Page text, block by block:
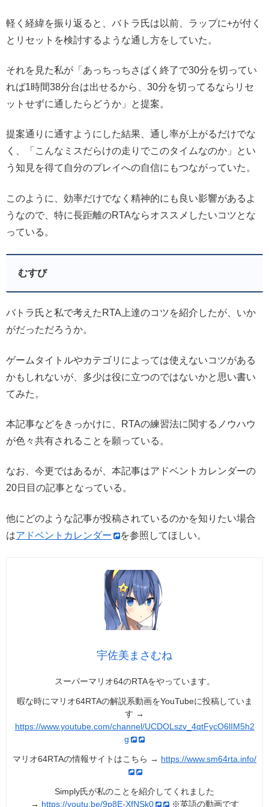
軽く経緯を振り返ると、バトラ氏は以前、ラップに+が付く
とリセットを検討するような通し方をしていた。
それを見た私が「あっちっちさばく終了で30分を切ってい
れば1時間38分台は出せるから、30分を切ってるならリセ
ットせずに通したらどうか」と提案。
提案通りに通すようにした結果、通し率が上がるだけでな
く、「こんなミスだらけの走りでこのタイムなのか」とい
う知見を得て自分のプレイへの自信にもつながっていた。
このように、効率だけでなく精神的にも良い影響があるよ
うなので、特に長距離のRTAならオススメしたいコツとな
っている。
むすび
バトラ氏と私で考えたRTA上達のコツを紹介したが、いか
がだっただろうか。
ゲームタイトルやカテゴリによっては使えないコツがある
かもしれないが、多少は役に立つのではないかと思い書い
てみた。
本記事などをきっかけに、RTAの練習法に関するノウハウ
が色々共有されることを願っている。
なお、今更ではあるが、本記事はアドベントカレンダーの
20日目の記事となっている。
他にどのような記事が投稿されているのかを知りたい場合
はアドベントカレンダー を参照してほしい。
宇佐美まさむね
スーパーマリオ64のRTAをやっています。
暇な時にマリオ64RTAの解説系動画をYouTubeに投稿していま
す →
https://www.youtube.com/channel/UCDOLszv_4qtFycO6lIM5h2
g
マリオ64RTAの情報サイトはこちら → https://www.sm64rta.info/
Simply氏が私のことを紹介してくれました
→ https://youtu.be/9p8E-XfNSk0 ※英語の動画です